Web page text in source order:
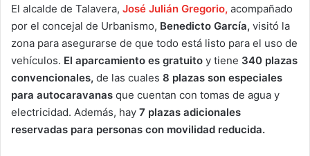
El alcalde de Talavera, José Julián Gregorio, acompañado
por el concejal de Urbanismo, Benedicto García, visitó la
zona para asegurarse de que todo está listo para el uso de
vehículos. El aparcamiento es gratuito y tiene 340 plazas
convencionales, de las cuales 8 plazas son especiales
para autocaravanas que cuentan con tomas de agua y
electricidad. Además, hay 7 plazas adicionales
reservadas para personas con movilidad reducida.